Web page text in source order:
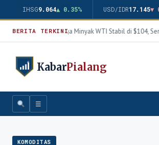
IHSG9.064▲ 0.35% USD/IDR17.145▼
BERITA TERKINIHarga Minyak WTI Stabil di $104,
KabarPialang
☰
KOMODITAS